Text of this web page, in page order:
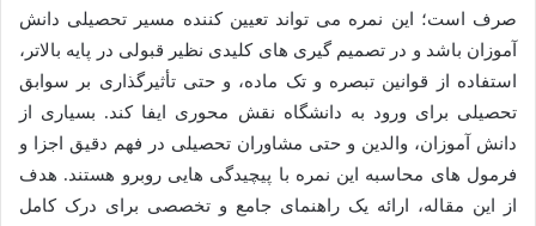
صرف است؛ این نمره می تواند تعیین کننده مسیر تحصیلی دانش
آموزان باشد و در تصمیم گیری های کلیدی نظیر قبولی در پایه بالاتر،
استفاده از قوانین تبصره و تک ماده، و حتی تأثیرگذاری بر سوابق
تحصیلی برای ورود به دانشگاه نقش محوری ایفا کند. بسیاری از
دانش آموزان، والدین و حتی مشاوران تحصیلی در فهم دقیق اجزا و
فرمول های محاسبه این نمره با پیچیدگی هایی روبرو هستند. هدف
از این مقاله، ارائه یک راهنمای جامع و تخصصی برای درک کامل